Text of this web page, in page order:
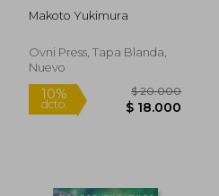
Makoto Yukimura
Ovni Press, Tapa Blanda,
Nuevo